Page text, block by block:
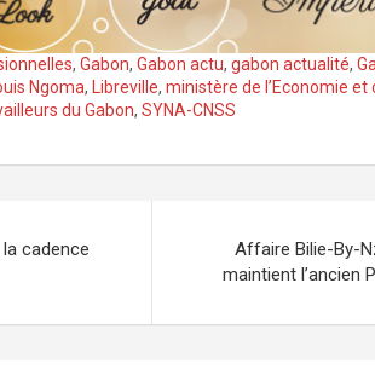
, Gabon, Gabon actu, gabon actualité,
Ngoma, Libreville, ministère de l’Economie et
du Gabon, SYNA-CNSS
cadence
Affaire Bilie-By-
maintient l’ancien